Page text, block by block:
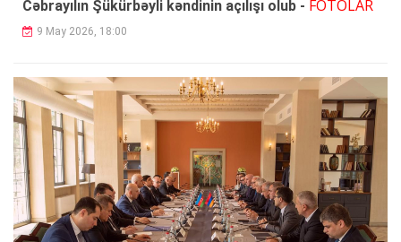
Cəbrayılın Şükürbəyli kəndinin açılışı olub - FOTOLAR
9 May 2026, 18:00